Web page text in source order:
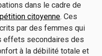
dans le cadre de
citoyenne. Ces
par des femmes qui
effets secondaires des
à la débilité totale et